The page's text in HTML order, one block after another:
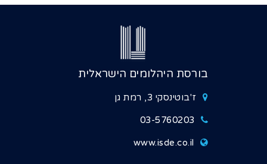
בורסת היהלומים הישראלית
ז'בוטינסקי 3, רמת גן
03-5760203
www.isde.co.il